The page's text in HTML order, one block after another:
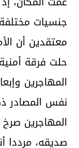
جنسيات
معتقدين أن
حلت فرقة
المهاجرين
نفس المصادر
المهاجرين
صديقه، مرددا